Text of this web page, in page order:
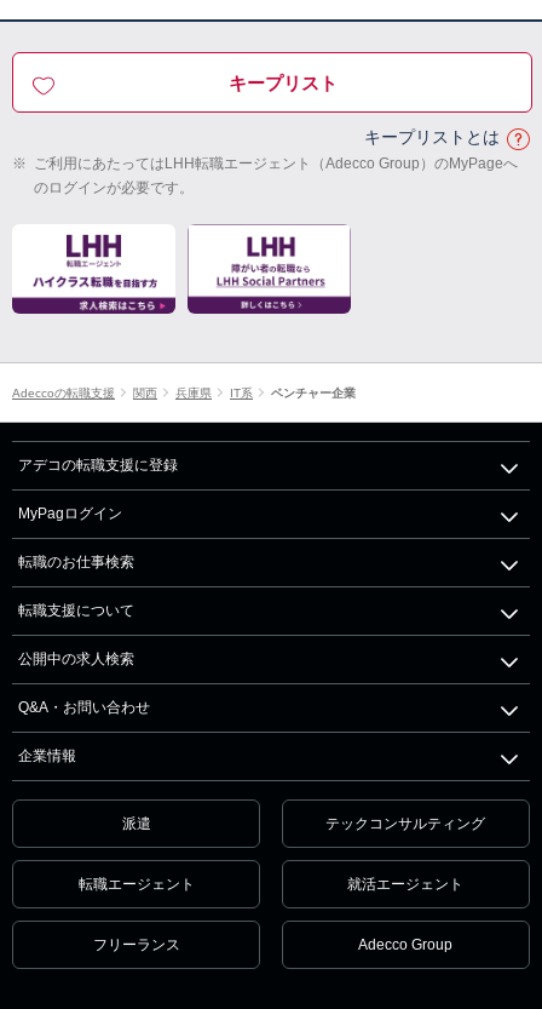
キープリスト
キープリストとは
※ ご利用にあたってはLHH転職エージェント（Adecco Group）のMyPageへ
のログインが必要です。
Adeccoの転職支援 関西 兵庫県 IT系 ベンチャー企業
アデコの転職支援に登録
MyPagログイン
転職のお仕事検索
転職支援について
公開中の求人検索
Q&A・お問い合わせ
企業情報
派遣 テックコンサルティング
転職エージェント 就活エージェント
フリーランス Adecco Group